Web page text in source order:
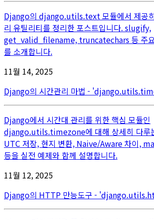
Django의 django.utils.text 모듈에서 제공
리 유틸리티를 정리한 포스트입니다. slugify,
get_valid_filename, truncatechars 등 주요
를 소개합니다.
11월 14, 2025
Django의 시간관리 마법 -
Django에서 시간대 관리를 위한 핵심 모듈인
django.utils.timezone에 대해 상세히 다루
UTC 저장, 현지 변환, Naive/Aware 차이,
등을 실전 예제와 함께 설명합니다.
11월 12, 2025
Django의 HTTP 만능도구 -